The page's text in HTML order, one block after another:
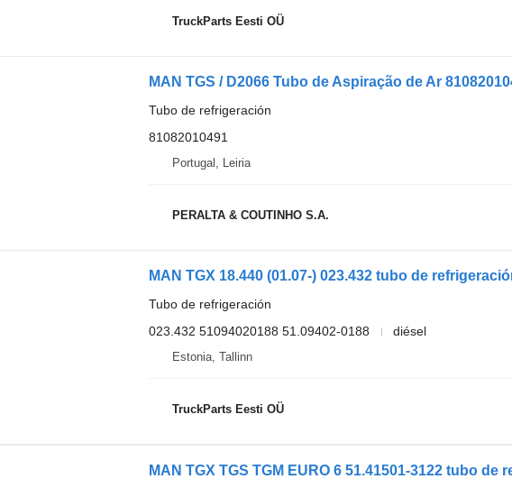
TruckParts Eesti OÜ
Tubo de refrigeración
81082010491
Portugal, Leiria
PERALTA & COUTINHO S.A.
Tubo de refrigeración
023.432 51094020188 51.09402-0188
diésel
Estonia, Tallinn
TruckParts Eesti OÜ
MAN TGX TGS TGM EURO 6 51.41501-3122 tubo